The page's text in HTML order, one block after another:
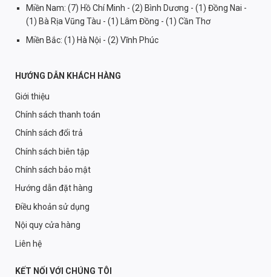
Miền Nam: (7) Hồ Chí Minh - (2) Bình Dương - (1) Đồng Nai -
(1) Bà Rịa Vũng Tàu - (1) Lâm Đồng - (1) Cần Thơ
Miền Bắc: (1) Hà Nội - (2) Vĩnh Phúc
HƯỚNG DẪN KHÁCH HÀNG
Giới thiệu
Chính sách thanh toán
Chính sách đổi trả
Chính sách biên tập
Chính sách bảo mật
Hướng dẫn đặt hàng
Điều khoản sử dụng
Nội quy cửa hàng
Liên hệ
KẾT NỐI VỚI CHÚNG TÔI